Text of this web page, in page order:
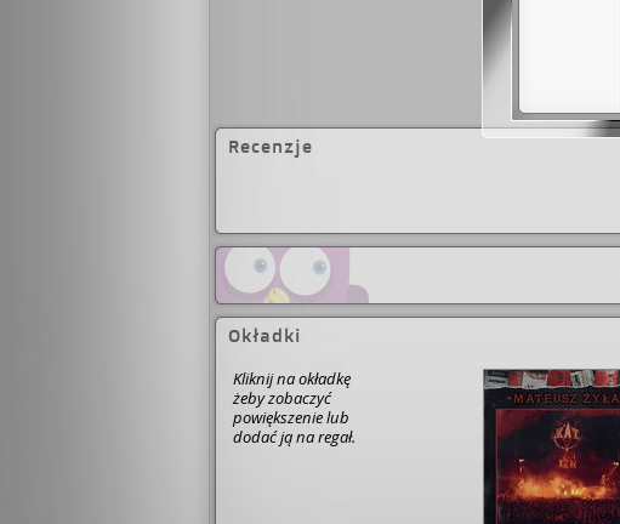
Recenzje
Okładki
Kliknij na okładkę
żeby zobaczyć
powiększenie lub
dodać ją na regał.